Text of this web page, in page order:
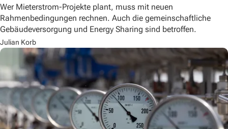
Wer Mieterstrom-Projekte plant, muss mit neuen
Rahmenbedingungen rechnen. Auch die gemeinschaftliche
Gebäudeversorgung und Energy Sharing sind betroffen.
Julian Korb